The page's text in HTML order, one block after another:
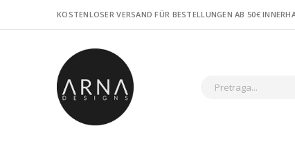
KOSTENLOSER VERSAND FÜR BESTELLUNGEN AB 50€